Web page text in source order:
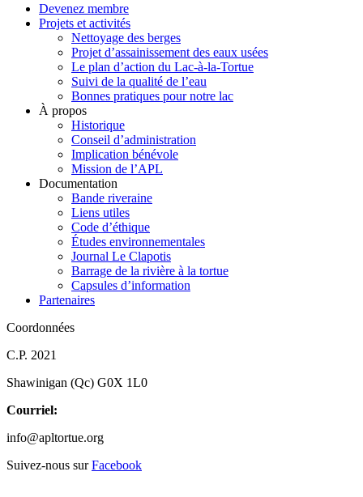
Devenez membre
Projets et activités
Nettoyage des berges
Projet d’assainissement des eaux usées
Le plan d’action du Lac-à-la-Tortue
Suivi de la qualité de l’eau
Bonnes pratiques pour notre lac
À propos
Historique
Conseil d’administration
Implication bénévole
Mission de l’APL
Documentation
Bande riveraine
Liens utiles
Code d’éthique
Études environnementales
Journal Le Clapotis
Barrage de la rivière à la tortue
Capsules d’information
Partenaires
Coordonnées
C.P. 2021
Shawinigan (Qc) G0X 1L0
Courriel:
info@apltortue.org
Suivez-nous surFacebook